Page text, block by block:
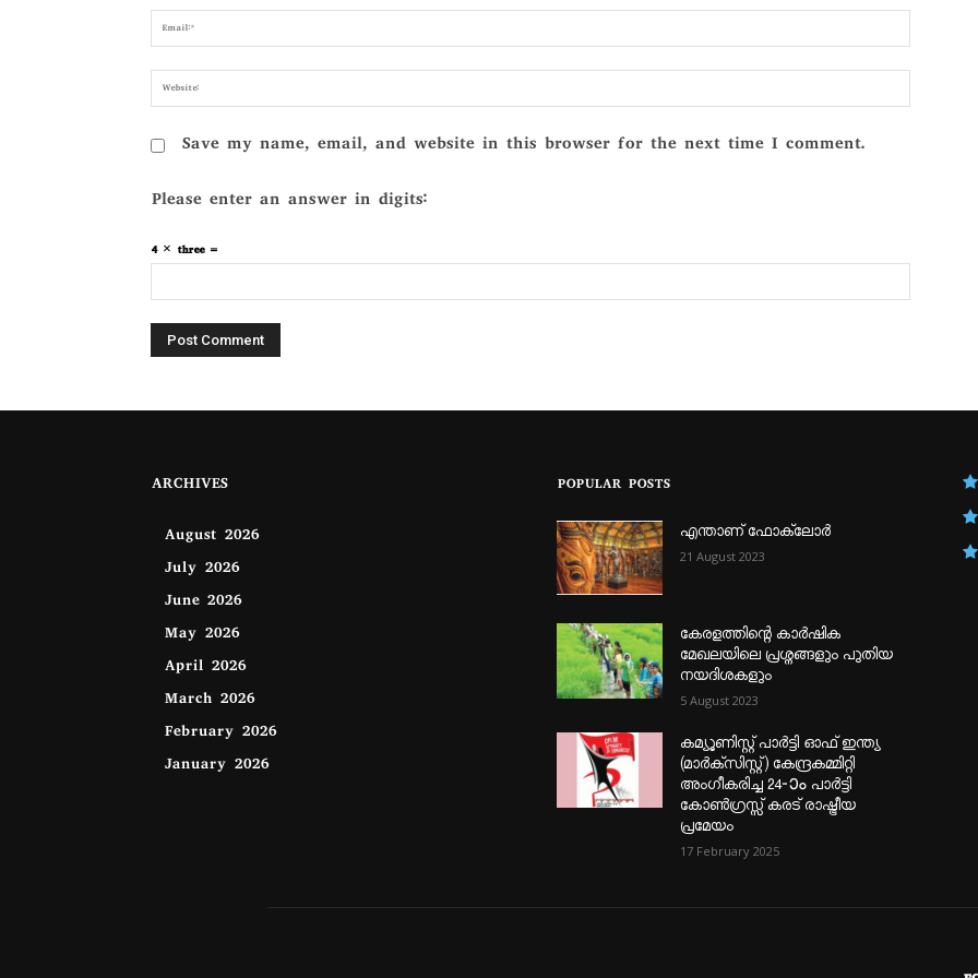
Save my name, email, and website in this browser for the next time I comment.
Please enter an answer in digits:
4 × three =
ARCHIVES
August 2026
July 2026
June 2026
May 2026
April 2026
March 2026
February 2026
January 2026
POPULAR POSTS
എന്താണ്‌ ഫോക്‌ലോർ
21 August 2023
കേരളത്തിന്റെ കാർഷിക
മേഖലയിലെ പ്രശ്നങ്ങളും പുതിയ
നയദിശകളും
5 August 2023
കമ്യൂണിസ്റ്റ് പാർട്ടി ഓഫ് ഇന്ത്യ
(മാർക്സിസ്റ്റ്) കേന്ദ്രകമ്മിറ്റി
അംഗീകരിച്ച 24‐ാം പാർട്ടി
കോൺഗ്രസ്സ് കരട് രാഷ്ട്രീയ
പ്രമേയം
17 February 2025